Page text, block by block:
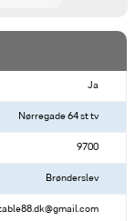
Ja
Nørregade 64 st tv
9700
Brønderslev